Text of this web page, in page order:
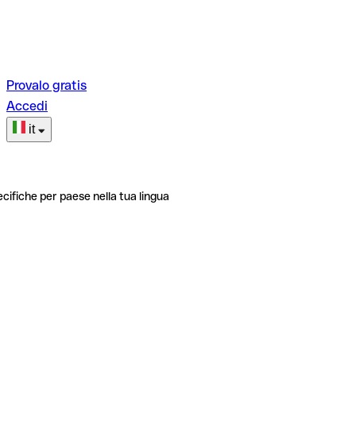
Provalo gratis
Accedi
it
per paese nella tua lingua